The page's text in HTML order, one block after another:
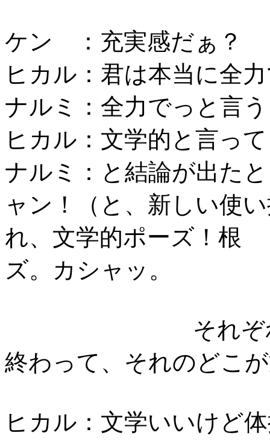
ケン ：充実感だぁ？
ヒカル：君は本当に全
ナルミ：全力でっと言
ヒカル：文学的と言っ
ナルミ：と結論が出た
ャン！（と、新しい使
れ、文学的ポーズ！根
ズ。カシャッ。
それ
終わって、それのどこ
ヒカル：文学いいけど